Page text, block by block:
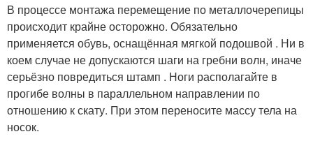
В процессе монтажа перемещение по металлочерепицы
происходит крайне осторожно. Обязательно
применяется обувь, оснащённая мягкой подошвой . Ни в
коем случае не допускаются шаги на гребни волн, иначе
серьёзно повредиться штамп . Ноги располагайте в
прогибе волны в параллельном направлении по
отношению к скату. При этом переносите массу тела на
носок.